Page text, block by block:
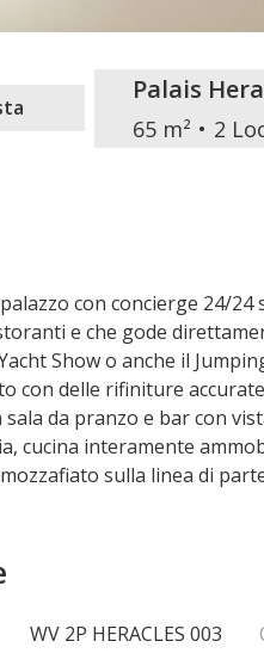
Palais
65 m² 2
con concierge 24/
e che gode
Show o anche il
con delle rifiniture
da pranzo e bar con
cucina interamente
sulla linea di
WV 2P HERACLES 003